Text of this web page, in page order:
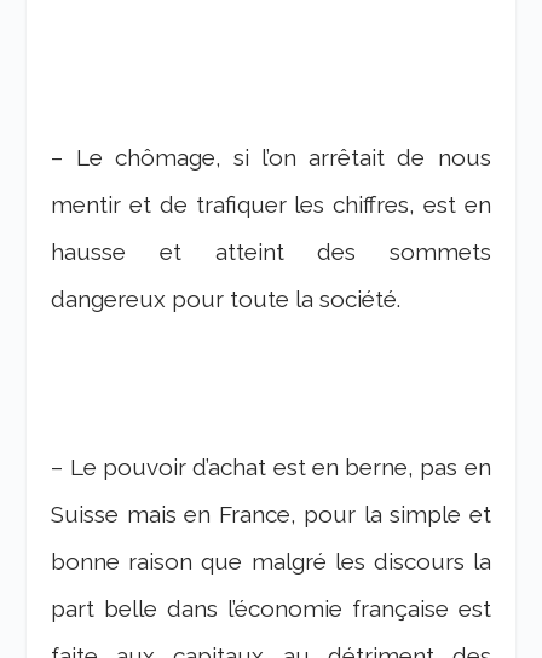
– Le chômage, si l’on arrêtait de nous
mentir et de trafiquer les chiffres, est en
hausse et atteint des sommets
dangereux pour toute la société.
– Le pouvoir d’achat est en berne, pas en
Suisse mais en France, pour la simple et
bonne raison que malgré les discours la
part belle dans l’économie française est